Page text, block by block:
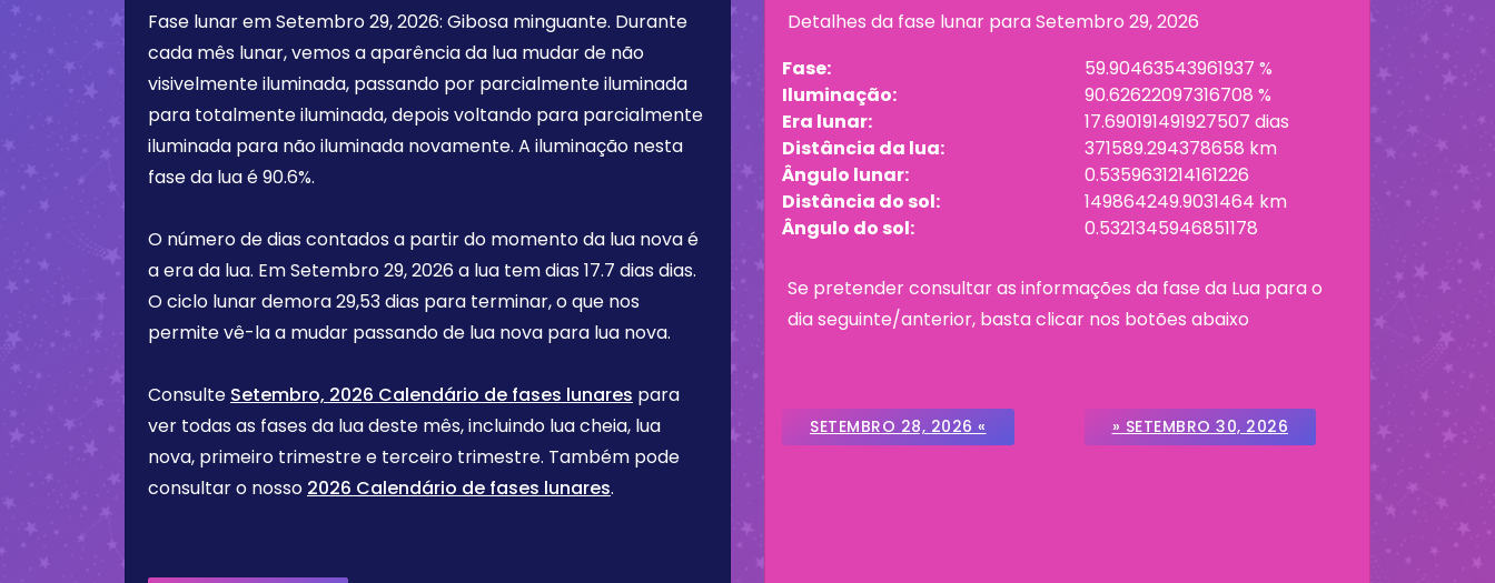
Fase lunar emSetembro 29, 2026: Gibosa minguante. Durante
cada mês lunar, vemos a aparência da lua mudar de não
visivelmente iluminada, passando por parcialmente iluminada
para totalmente iluminada, depois voltando para parcialmente
iluminada para não iluminada novamente. A iluminação nesta
fase da lua é90.6%.
O número de dias contados a partir do momento da lua nova é
a era da lua. EmSetembro 29, 2026 a lua tem dias 17.7 dias dias.
O ciclo lunar demora 29,53 dias para terminar, o que nos
permite vê-la a mudar passando de lua nova para lua nova.
Consulte Setembro, 2026 Calendário de fases lunares para
ver todas as fases da lua deste mês, incluindo lua cheia, lua
nova, primeiro trimestre e terceiro trimestre. Também pode
consultar o nosso 2026 Calendário de fases lunares.
Detalhes da fase lunar paraSetembro 29, 2026
Fase:
59.90463543961937 %
Iluminação:
90.62622097316708 %
Era lunar:
17.690191491927507 dias
Distância da lua:
371589.294378658 km
Ângulo lunar:
0.5359631214161226
Distância do sol:
149864249.9031464 km
Ângulo do sol:
0.5321345946851178
Se pretender consultar as informações da fase da Lua para o
dia seguinte/anterior, basta clicar nos botões abaixo
SETEMBRO 28, 2026 « » SETEMBRO 30, 2026